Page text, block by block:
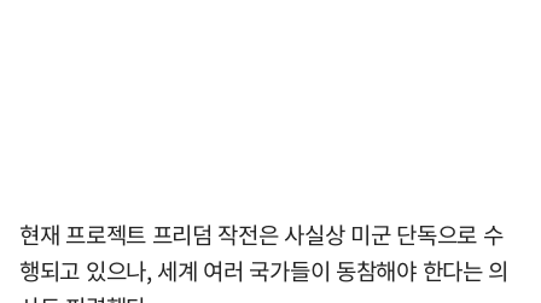
현재 프로젝트 프리덤 작전은 사실상 미군 단독으로 수
행되고 있으나, 세계 여러 국가들이 동참해야 한다는 의